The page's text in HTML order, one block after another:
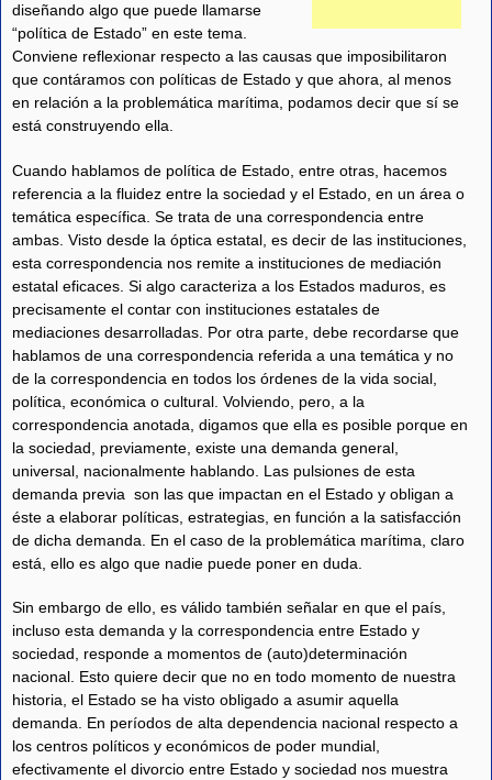
diseñando algo que puede llamarse
“política de Estado” en este tema.
Conviene reflexionar respecto a las causas que imposibilitaron
que contáramos con políticas de Estado y que ahora, al menos
en relación a la problemática marítima, podamos decir que sí se
está construyendo ella.
Cuando hablamos de política de Estado, entre otras, hacemos
referencia a la fluidez entre la sociedad y el Estado, en un área o
temática específica. Se trata de una correspondencia entre
ambas. Visto desde la óptica estatal, es decir de las instituciones,
esta correspondencia nos remite a instituciones de mediación
estatal eficaces. Si algo caracteriza a los Estados maduros, es
precisamente el contar con instituciones estatales de
mediaciones desarrolladas. Por otra parte, debe recordarse que
hablamos de una correspondencia referida a una temática y no
de la correspondencia en todos los órdenes de la vida social,
política, económica o cultural. Volviendo, pero, a la
correspondencia anotada, digamos que ella es posible porque en
la sociedad, previamente, existe una demanda general,
universal, nacionalmente hablando. Las pulsiones de esta
demanda previa son las que impactan en el Estado y obligan a
éste a elaborar políticas, estrategias, en función a la satisfacción
de dicha demanda. En el caso de la problemática marítima, claro
está, ello es algo que nadie puede poner en duda.
Sin embargo de ello, es válido también señalar en que el país,
incluso esta demanda y la correspondencia entre Estado y
sociedad, responde a momentos de (auto)determinación
nacional. Esto quiere decir que no en todo momento de nuestra
historia, el Estado se ha visto obligado a asumir aquella
demanda. En períodos de alta dependencia nacional respecto a
los centros políticos y económicos de poder mundial,
efectivamente el divorcio entre Estado y sociedad nos muestra